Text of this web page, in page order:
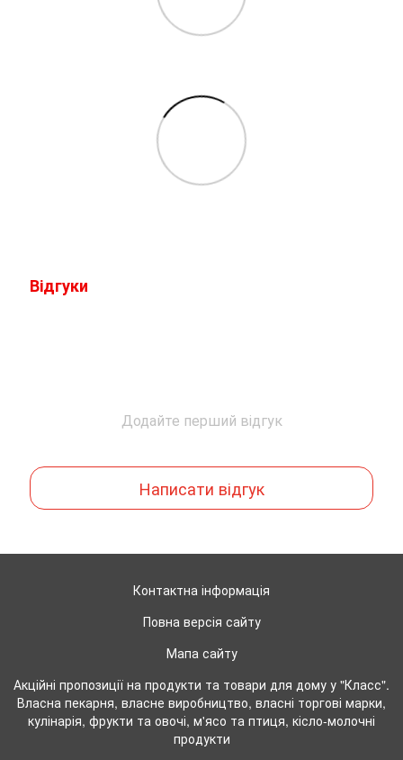
Відгуки
Додайте перший відгук
Написати відгук
Контактна інформація
Повна версія сайту
Мапа сайту
Акційні пропозиції на продукти та товари для дому у "Класс".
Власна пекарня, власне виробництво, власні торгові марки,
кулінарія, фрукти та овочі, м'ясо та птиця, кісло-молочні
продукти